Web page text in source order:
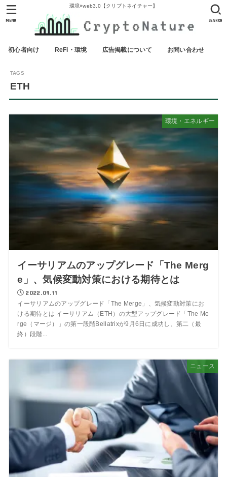
環境×web3.0【クリプトネイチャー】
初心者向け ReFi・環境 広告掲載について お問い合わせ
SEARCH
MENU
ETH
環境・エネルギー
イーサリアムのアップグレード「The Merg
e」、気候変動対策における期待とは
2022.09.11
イーサリアムのアップグレード「The Merge」、気候変動対策にお
ける期待とは イーサリアム（ETH）の大型アップグレード「The Me
rge（マージ）」の第一段階Bellatrixが9月6日に成功し、第二（最
終）段階...
ニュース